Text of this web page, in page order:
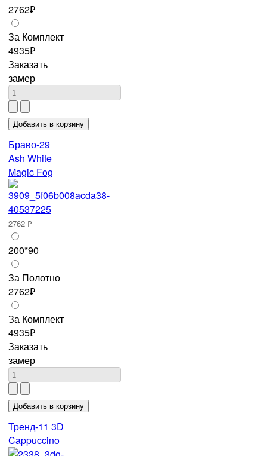
2762₽
За Комплект
4935₽
Заказать
замер
Браво-29
Ash White
Magic Fog
2762 ₽
200*90
За Полотно
2762₽
За Комплект
4935₽
Заказать
замер
Тренд-11 3D
Cappuccino